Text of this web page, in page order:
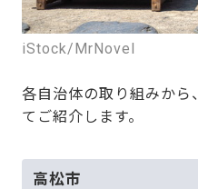
iStock/MrNovel
各自治体の取り組みから
てご紹介します。
高松市